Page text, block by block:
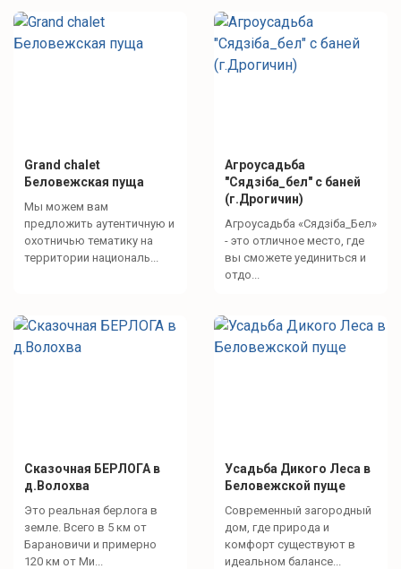
Grand chalet
Беловежская пуща
Мы можем вам
предложить аутентичную и
охотничью тематику на
территории националь...
Агроусадьба
"Сядзіба_бел" с баней
(г.Дрогичин)
Агроусадьба «Сядзіба_Бел»
- это отличное место, где
вы сможете уединиться и
отдо...
Сказочная БЕРЛОГА в
д.Волохва
Это реальная берлога в
земле. Всего в 5 км от
Барановичи и примерно
120 км от Ми...
Усадьба Дикого Леса в
Беловежской пуще
Современный загородный
дом, где природа и
комфорт существуют в
идеальном балансе...